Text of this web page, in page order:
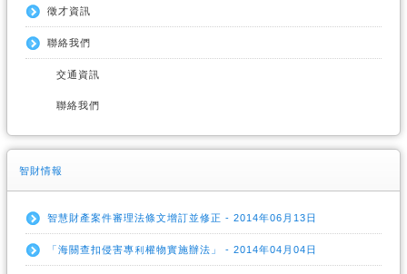
徵才資訊
聯絡我們
交通資訊
聯絡我們
智財情報
智慧財產案件審理法條文增訂並修正 - 2014年06月13日
「海關查扣侵害專利權物實施辦法」 - 2014年04月04日